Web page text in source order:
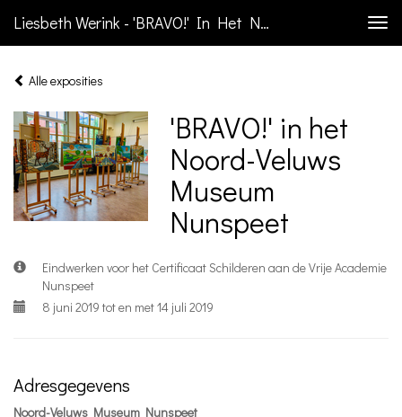
Liesbeth Werink - 'BRAVO!' In Het Noord-Veluws Museum Nunspeet
Alle exposities
'BRAVO!' in het
Noord-Veluws
Museum
Nunspeet
Eindwerken voor het Certificaat Schilderen aan de Vrije Academie
Nunspeet
8 juni 2019 tot en met 14 juli 2019
Adresgegevens
Noord-Veluws Museum Nunspeet